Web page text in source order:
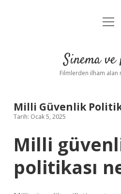
Gizlilik
Yasal
Sinema ve
Filmlerden ilham alan
Milli Güvenlik
Tarih: Ocak 5, 2025
Milli
politikası